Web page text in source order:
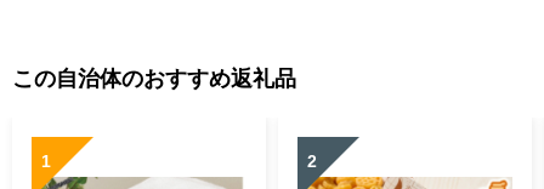
この自治体のおすすめ返礼品
1 2